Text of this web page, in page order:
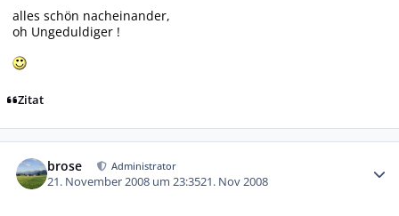
alles schön nacheinander,
oh Ungeduldiger !
Zitat
brose Administrator
21. November 2008 um 23:3521. Nov 2008